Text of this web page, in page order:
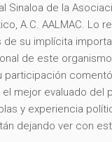
Sinaloa de la
A.C. AALMAC. Lo
de su implícita
de este
participación
mejor evaluado del
y experiencia
dejando ver con